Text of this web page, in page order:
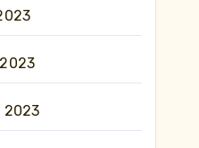
2023